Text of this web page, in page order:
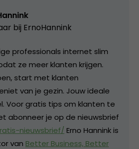
bij ErnoHannink
professionals internet slim
ze meer klanten krijgen.
start met klanten
van je gezin. Jouw ideale
Voor gratis tips om klanten te
abonneer je op de nieuwsbrief
nieuwsbrief/ Erno Hannink is
van Better Business, Better